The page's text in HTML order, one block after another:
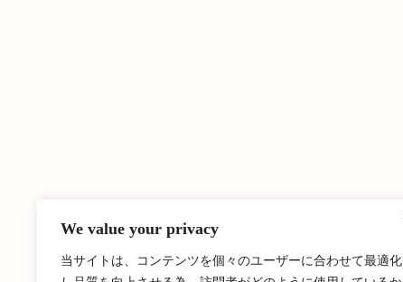
We value your privacy
当サイトは、コンテンツを個々のユーザーに合わせて最適化